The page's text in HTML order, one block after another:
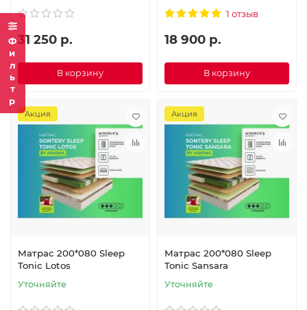
Фильтр31 250 р.
В корзину
1 отзыв
18 900 р.
В корзину
Акция
Матрас 200*080 Sleep
Tonic Lotos
Уточняйте
Акция
Матрас 200*080 Sleep
Tonic Sansara
Уточняйте